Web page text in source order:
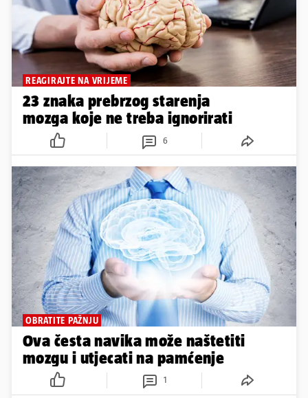
REAGIRAJTE NA VRIJEME
23 znaka prebrzog starenja
mozga koje ne treba ignorirati
6
OBRATITE PAŽNJU
Ova česta navika može naštetiti
mozgu i utjecati na pamćenje
1